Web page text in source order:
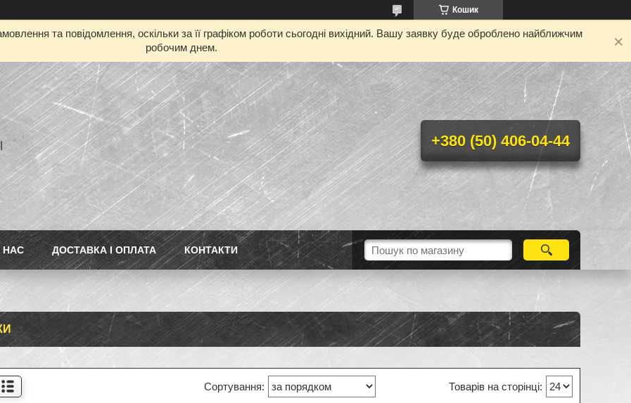
Кошик
та повідомлення, оскільки за її графіком роботи сьогодні вихідний. Вашу заявку буде оброблено найближчим
робочим днем.
+380 (50) 406-04-44
НАС ДОСТАВКА І ОПЛАТА КОНТАКТИ